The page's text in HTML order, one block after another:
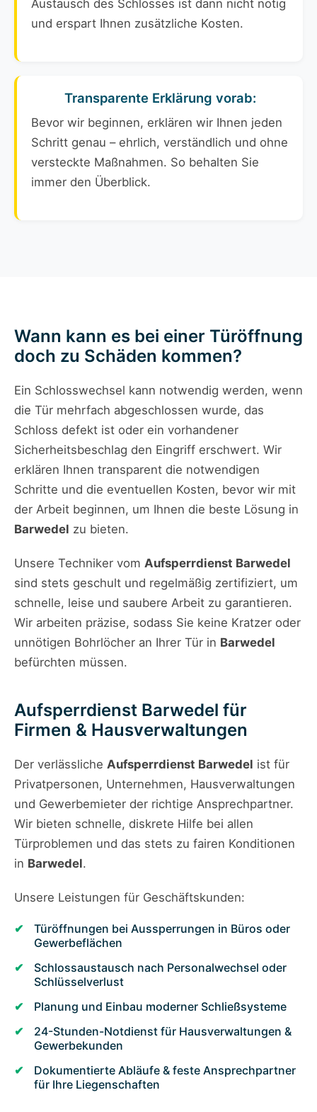
Austausch des Schlosses ist dann nicht nötig
und erspart Ihnen zusätzliche Kosten.
Transparente Erklärung vorab:
Bevor wir beginnen, erklären wir Ihnen jeden
Schritt genau – ehrlich, verständlich und ohne
versteckte Maßnahmen. So behalten Sie
immer den Überblick.
Wann kann es bei einer Türöffnung
doch zu Schäden kommen?
Ein Schlosswechsel kann notwendig werden, wenn
die Tür mehrfach abgeschlossen wurde, das
Schloss defekt ist oder ein vorhandener
Sicherheitsbeschlag den Eingriff erschwert. Wir
erklären Ihnen transparent die notwendigen
Schritte und die eventuellen Kosten, bevor wir mit
der Arbeit beginnen, um Ihnen die beste Lösung in
Barwedel zu bieten.
Unsere Techniker vom Aufsperrdienst Barwedel
sind stets geschult und regelmäßig zertifiziert, um
schnelle, leise und saubere Arbeit zu garantieren.
Wir arbeiten präzise, sodass Sie keine Kratzer oder
unnötigen Bohrlöcher an Ihrer Tür in Barwedel
befürchten müssen.
Aufsperrdienst Barwedel für
Firmen & Hausverwaltungen
Der verlässliche Aufsperrdienst Barwedel ist für
Privatpersonen, Unternehmen, Hausverwaltungen
und Gewerbemieter der richtige Ansprechpartner.
Wir bieten schnelle, diskrete Hilfe bei allen
Türproblemen und das stets zu fairen Konditionen
in Barwedel.
Unsere Leistungen für Geschäftskunden:
Türöffnungen bei Aussperrungen in Büros oder
Gewerbeflächen
Schlossaustausch nach Personalwechsel oder
Schlüsselverlust
Planung und Einbau moderner Schließsysteme
24-Stunden-Notdienst für Hausverwaltungen &
Gewerbekunden
Dokumentierte Abläufe & feste Ansprechpartner
für Ihre Liegenschaften